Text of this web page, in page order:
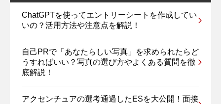
ChatGPTを使ってエントリーシートを作成してい
いの？活用方法や注意点を解説！
自己PRで「あなたらしい写真」を求められたらど
うすればいい？写真の選び方やよくある質問を徹
底解説！
アクセンチュアの選考通過したESを大公開！面接